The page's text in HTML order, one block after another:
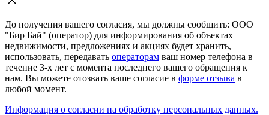
До получения вашего согласия, мы должны сообщить: ООО
"Бир Бай" (оператор) для информирования об объектах
недвижимости, предложениях и акциях будет хранить,
использовать, передавать операторам ваш номер телефона в
течение 3-х лет с момента последнего вашего обращения к
нам. Вы можете отозвать ваше согласие в форме отзыва в
любой момент.
Информация о согласии на обработку персональных данных.